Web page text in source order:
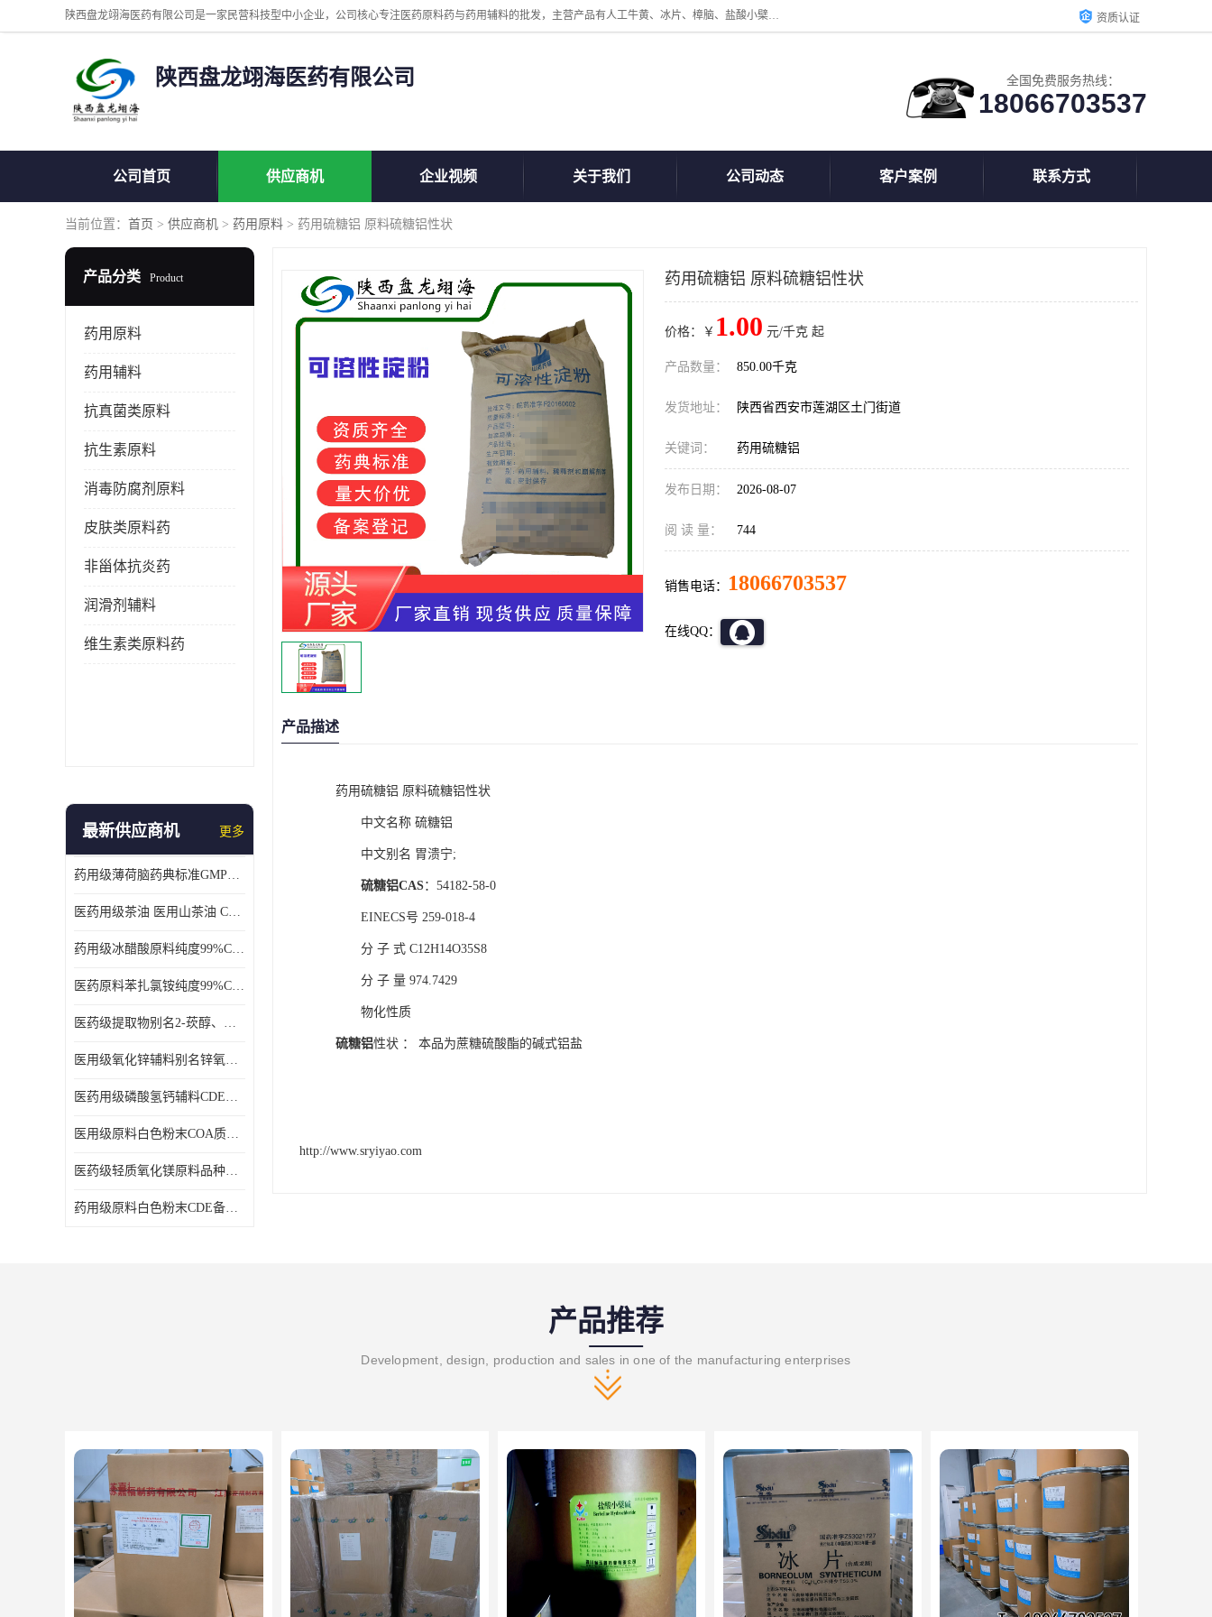
陕西盘龙翊海医药有限公司是一家民营科技型中小企业，公司核心专注医药原料药与药用辅料的批发，主营产品有人工牛黄、冰片、樟脑、盐酸小檗碱、氢氧化铝、枸橼酸喷托维林、甲硝唑、维生素B、维生素C、维生素E、克霉唑、利巴韦林、氯化铵等。 资质认证
陕西盘龙翊海医药有限公司 全国免费服务热线：
18066703537
公司首页 供应商机 企业视频 关于我们 公司动态 客户案例 联系方式
当前位置： 首页 > 供应商机 > 药用原料 > 药用硫糖铝 原料硫糖铝性状
产品分类 Product
药用原料
药用辅料
抗真菌类原料
抗生素原料
消毒防腐剂原料
皮肤类原料药
非甾体抗炎药
润滑剂辅料
维生素类原料药
最新供应商机 更多
药用级薄荷脑药典标准GMP工厂
医药用级茶油 医用山茶油 COA质检 价格优 原料药
药用级冰醋酸原料纯度99%CDE备案COA质检
医药原料苯扎氯铵纯度99%CDE备案500g/瓶
医药级提取物别名2-莰醇、龙脑1kg/袋
医用级氧化锌辅料别名锌氧粉CDE备案cas1314-13-2
医药用级磷酸氢钙辅料CDE备案CAS7757-93-9
医用级原料白色粉末COA质检同行CAS113-92-8
医药级轻质氧化镁原料品种多 有 质量好GMP认证 CDE备案
药用级原料白色粉末CDE备案cas56-75-7
药用硫糖铝 原料硫糖铝性状
价格：￥ 1.00 元/千克 起
产品数量： 850.00千克
发货地址： 陕西省西安市莲湖区土门街道
关键词： 药用硫糖铝
发布日期： 2026-08-07
阅 读 量： 744
销售电话： 18066703537
在线QQ：
产品描述
药用硫糖铝 原料硫糖铝性状
中文名称 硫糖铝
中文别名 胃溃宁;
硫糖铝CAS：54182-58-0
EINECS号 259-018-4
分 子 式 C12H14O35S8
分 子 量 974.7429
物化性质
硫糖铝性状 ： 本品为蔗糖硫酸酯的碱式铝盐
http://www.sryiyao.com
产品推荐
Development, design, production and sales in one of the manufacturing enterprises